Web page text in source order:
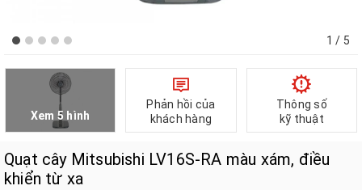
1 / 5
Xem 5 hình
Phản hồi của
khách hàng
Thông số
kỹ thuật
Quạt cây Mitsubishi LV16S-RA màu xám, điều
khiển từ xa